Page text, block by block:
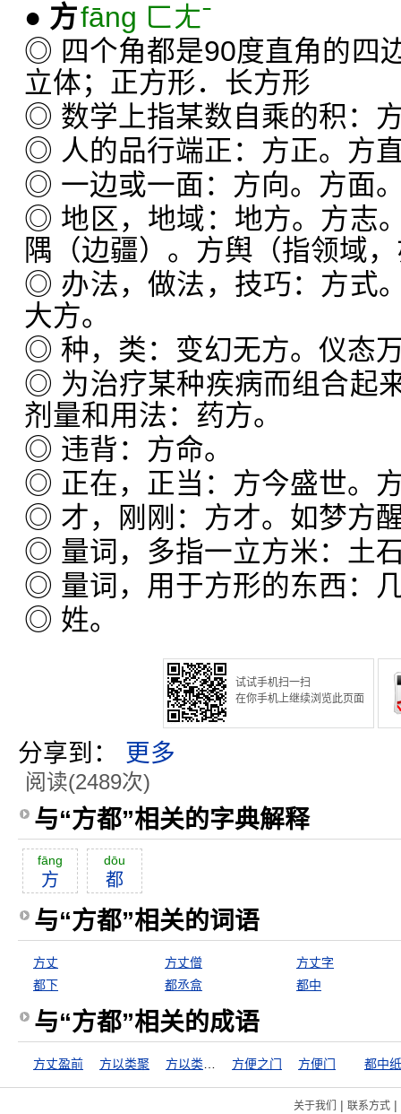
● 方fāng ㄈㄤˉ
◎ 四个角都是90度直角的四
立体；正方形．长方形
◎ 数学上指某数自乘的积：
◎ 人的品行端正：方正。方
◎ 一边或一面：方向。方面
◎ 地区，地域：地方。方志
隅（边疆）。方舆（指领域
◎ 办法，做法，技巧：方式
大方。
◎ 种，类：变幻无方。仪态
◎ 为治疗某种疾病而组合起
剂量和用法：药方。
◎ 违背：方命。
◎ 正在，正当：方今盛世。
◎ 才，刚刚：方才。如梦方
◎ 量词，多指一立方米：土
◎ 量词，用于方形的东西：
◎ 姓。
试试手机扫一扫
在你手机上继续浏览此页面
分享到： 更多
阅读(2489次)
与“方都”相关的字典解释
fāng
方
dōu
都
与“方都”相关的词语
方丈 方丈僧
方丈字
都下
都丞盒 都中
与“方都”相关的成语
方丈盈前 方以类聚 方便之门 方便门 都中
关于我们 | 联系方式|